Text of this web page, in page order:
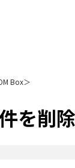
Box＞
を削